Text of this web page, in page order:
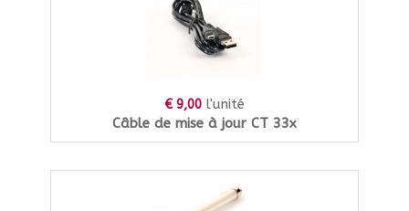
€ 9,00 l'unité
Câble de mise à jour CT 33x